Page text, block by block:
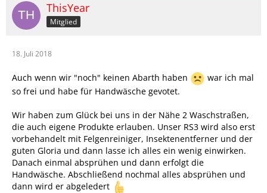
ThisYear
Mitglied
18. Juli 2018
Auch wenn wir "noch" keinen Abarth haben
war ich mal
so frei und habe für Handwäsche gevotet.
Wir haben zum Glück bei uns in der Nähe 2 Waschstraßen,
die auch eigene Produkte erlauben. Unser RS3 wird also erst
vorbehandelt mit Felgenreiniger, Insektenentferner und der
guten Gloria und dann lasse ich alles ein wenig einwirken.
Danach einmal absprühen und dann erfolgt die
Handwäsche. Abschließend nochmal alles absprühen und
dann wird er abgeledert